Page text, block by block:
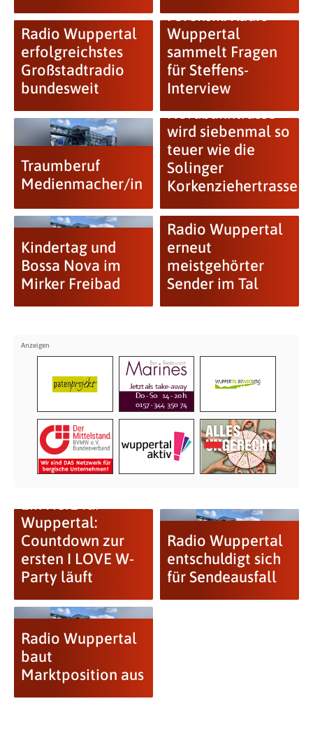
Radio Wuppertal
erfolgreichstes
Großstadtradio
bundesweit
Forensik: Radio
Wuppertal
sammelt Fragen
für Steffens-
Interview
Traumberuf
Medienmacher/in
Nordbahntrasse
wird siebenmal so
teuer wie die
Solinger
Korkenziehertrasse
Kindertag und
Bossa Nova im
Mirker Freibad
Radio Wuppertal
erneut
meistgehörter
Sender im Tal
Wuppertal:
Countdown zur
ersten I LOVE W-
Party läuft
Radio Wuppertal
entschuldigt sich
für Sendeausfall
Radio Wuppertal
baut
Marktposition aus